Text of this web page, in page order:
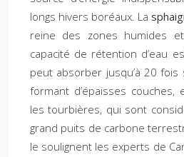
longs hivers boréaux. La
reine des zones humides
capacité de rétention d’eau
peut absorber jusqu’à 20
formant d’épaisses
les tourbières, qui sont
grand puits de carbone
le soulignent les experts de